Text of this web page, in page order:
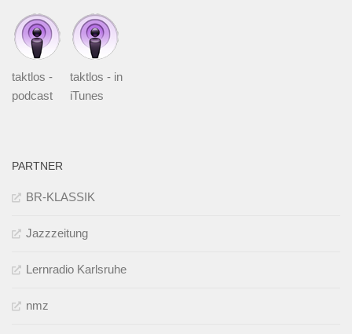
taktlos -
podcast
taktlos - in
iTunes
PARTNER
BR-KLASSIK
Jazzzeitung
Lernradio Karlsruhe
nmz